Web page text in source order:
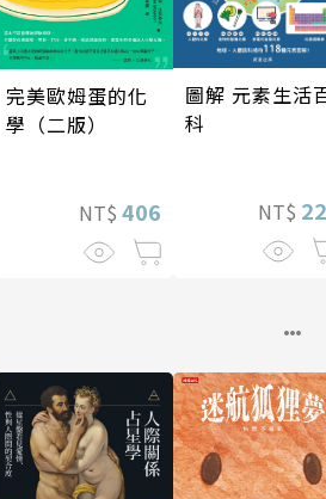
完美歐姆蛋的化
學（二版）
NT$ 406
圖解 元素生活
科
NT$